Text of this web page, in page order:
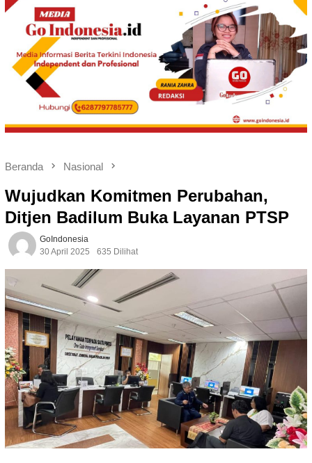
Beranda Nasional
Wujudkan Komitmen Perubahan,
Ditjen Badilum Buka Layanan PTSP
GoIndonesia
30 April 2025
635 Dilihat